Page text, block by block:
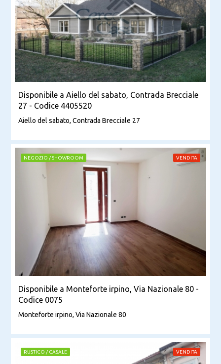
Disponibile a Aiello del sabato, Contrada Brecciale
27 - Codice 4405520
Aiello del sabato, Contrada Brecciale 27
NEGOZIO / SHOWROOM VENDITA
Disponibile a Monteforte irpino, Via Nazionale 80 -
Codice 0075
Monteforte irpino, Via Nazionale 80
RUSTICO / CASALE VENDITA